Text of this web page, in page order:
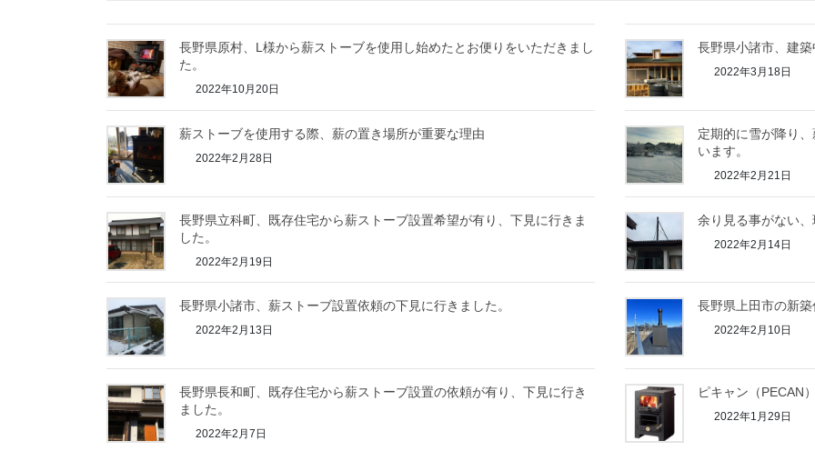
長野県原村、L様から薪ストーブを使用し始めたとお便りをいただきまし
た。
2022年10月20日
長野県小諸市、建
2022年3月18日
薪ストーブを使用する際、薪の置き場所が重要な理由
2022年2月28日
定期的に雪が降り
います。
2022年2月21日
長野県立科町、既存住宅から薪ストーブ設置希望が有り、下見に行きま
した。
2022年2月19日
余り見る事がない
2022年2月14日
長野県小諸市、薪ストーブ設置依頼の下見に行きました。
2022年2月13日
長野県上田市の新
2022年2月10日
長野県長和町、既存住宅から薪ストーブ設置の依頼が有り、下見に行き
ました。
2022年2月7日
ピキャン（PECAN）
2022年1月29日